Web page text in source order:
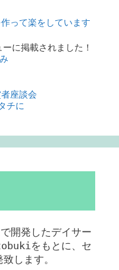
って楽をしています
掲載されました！
座談会
チに
開発したデイサー
をもとに、セ
します。